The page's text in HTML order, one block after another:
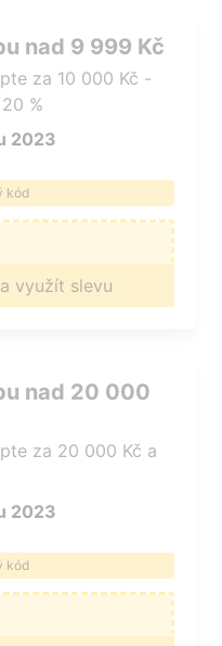
nad 9 999 Kč
za 10 000 Kč -
%
2023
kód
využít slevu
nad 20 000
za 20 000 Kč a
2023
kód